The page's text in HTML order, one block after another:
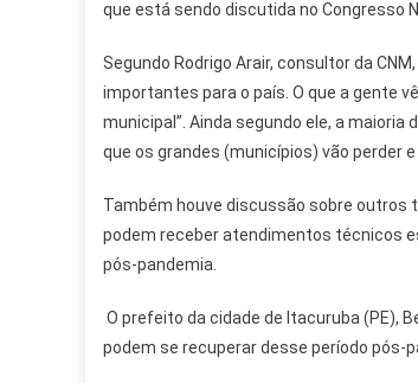
que está sendo discutida no Congresso
Segundo Rodrigo Arair, consultor da
importantes para o país. O que a gente
municipal”. Ainda segundo ele, a maioria
que os grandes (municípios) vão perder
Também houve discussão sobre outros
podem receber atendimentos técnicos
pós-pandemia.
O prefeito da cidade de Itacuruba (PE),
podem se recuperar desse período pós-